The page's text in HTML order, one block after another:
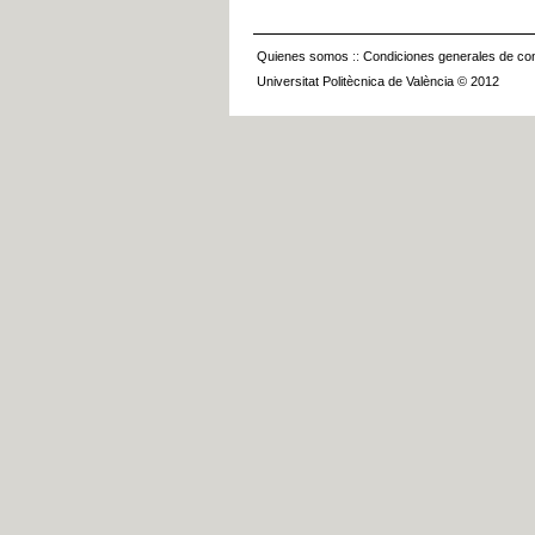
Quienes somos :: Condiciones generales de
Universitat Politècnica de València © 2012